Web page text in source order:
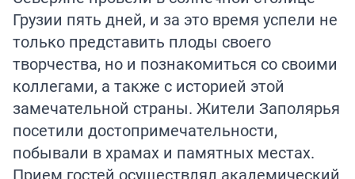
Грузии пять дней, и за это время успели не
только представить плоды своего
творчества, но и познакомиться со своими
коллегами, а также с историей этой
замечательной страны. Жители Заполярья
посетили достопримечательности,
побывали в храмах и памятных местах.
Прием гостей осуществлял академический